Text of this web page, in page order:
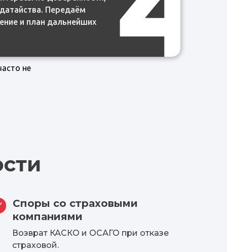
Передаём
и план дальнейших
Передаём
и план дальнейших
не
Споры со страховыми
компаниями
Возврат КАСКО и ОСАГО при отказе
страховой.